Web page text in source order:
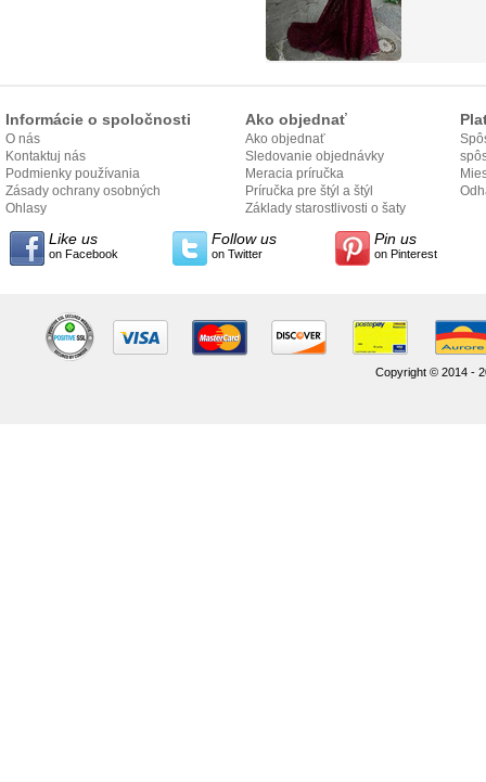
Informácie o spoločnosti
O nás
Kontaktuj nás
Podmienky používania
Zásady ochrany osobných
údajov
Ohlasy
Ako objednať
Ako objednať
Sledovanie objednávky
Meracia príručka
Príručka pre štýl a štýl
Základy starostlivosti o šaty
Like us
on Facebook
Follow us
on Twitter
Pin us
on Pinterest
Copyright © 2014 -